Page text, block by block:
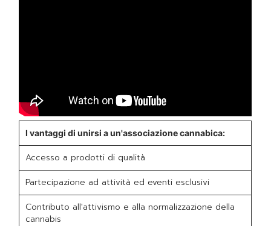
I vantaggi di unirsi a un'associazione cannabica:
Accesso a prodotti di qualità
Partecipazione ad attività ed eventi esclusivi
Contributo all'attivismo e alla normalizzazione della
cannabis